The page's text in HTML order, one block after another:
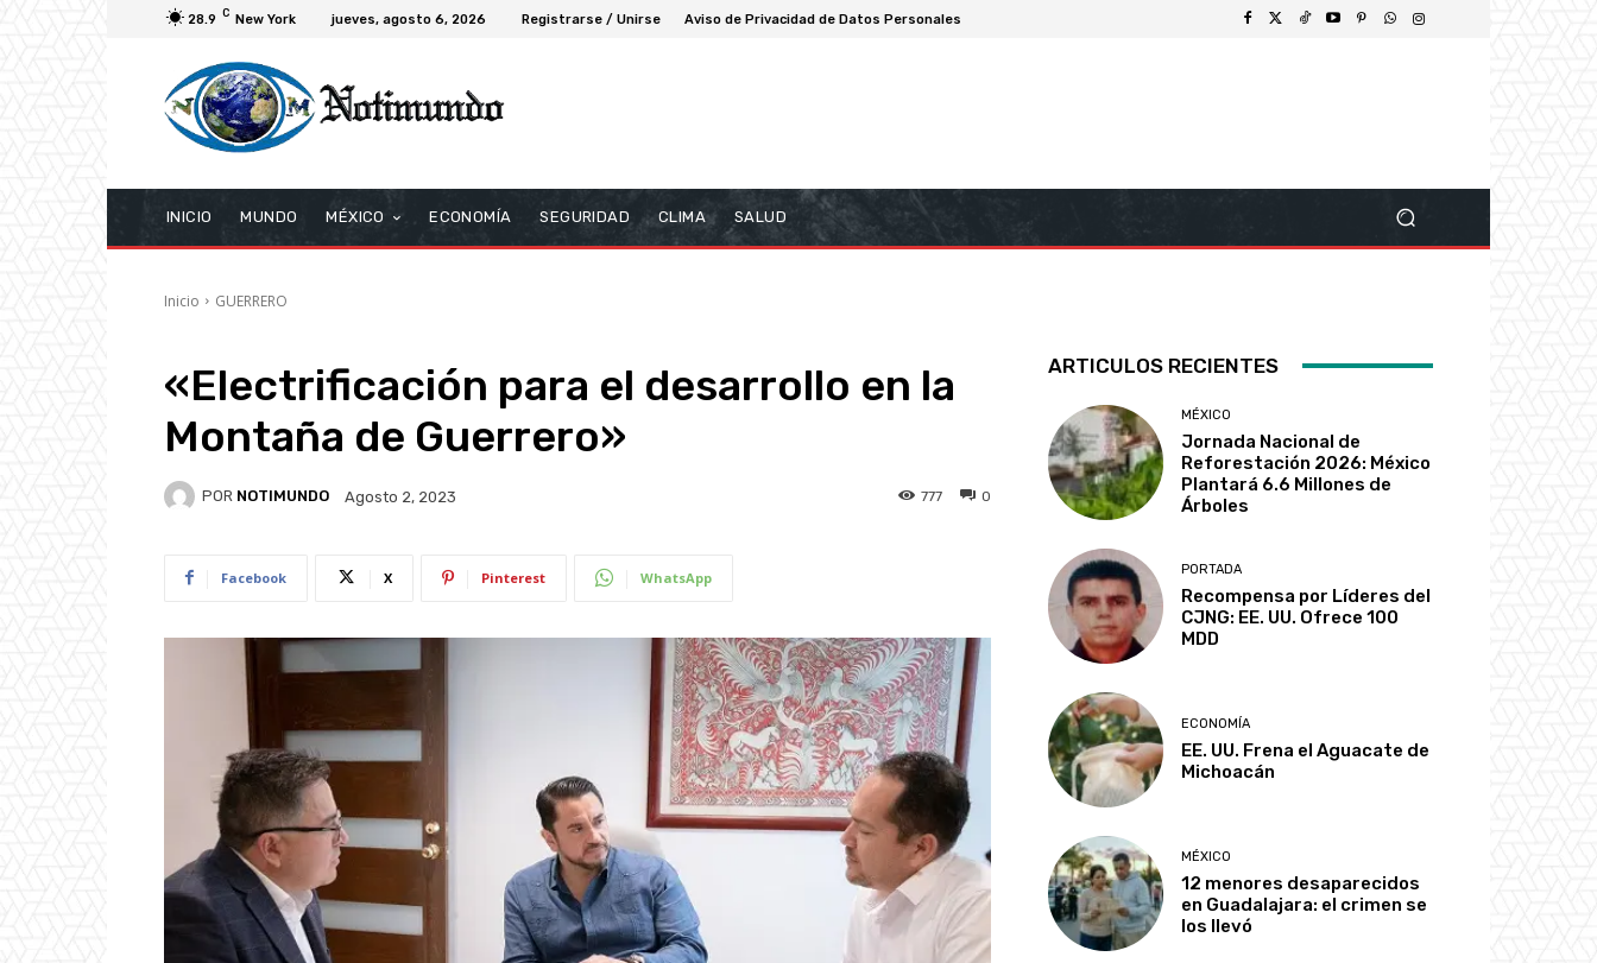
28.9 C New York jueves, agosto 6, 2026 Registrarse / Unirse Aviso de Privacidad de Datos Personales
INICIO MUNDO MÉXICO ECONOMÍA SEGURIDAD CLIMA SALUD
Inicio GUERRERO
«Electrificación para el desarrollo en la
Montaña de Guerrero»
POR NOTIMUNDO Agosto 2, 2023 0
777
Facebook X Pinterest WhatsApp
ARTICULOS RECIENTES
MÉXICO
Jornada Nacional de
Reforestación 2026: México
Plantará 6.6 Millones de
Árboles
PORTADA
Recompensa por Líderes del
CJNG: EE. UU. Ofrece 100
MDD
ECONOMÍA
EE. UU. Frena el Aguacate de
Michoacán
MÉXICO
12 menores desaparecidos
en Guadalajara: el crimen se
los llevó